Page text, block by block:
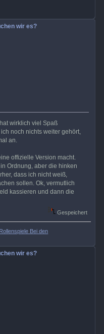
wir es?
wirklich viel Spaß
noch nichts weiter gehört,
an.
offizielle Version macht.
Ordnung, aber die hinken
dass ich nicht weiß,
sollen. Ok, vermutlich
kassieren und dann die
Gespeichert
Bei den
wir es?